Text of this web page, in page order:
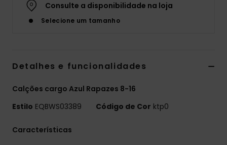
Consulte a disponibilidade na loja
Selecione um tamanho
Detalhes e funcionalidades
Calções cargo Azul Rapazes 8-16
Estilo EQBWS03389 Código de Cor ktp0
Características